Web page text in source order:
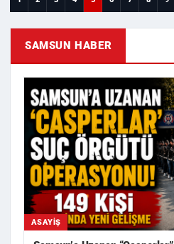
SAMSUN HABER
ASAYIŞ